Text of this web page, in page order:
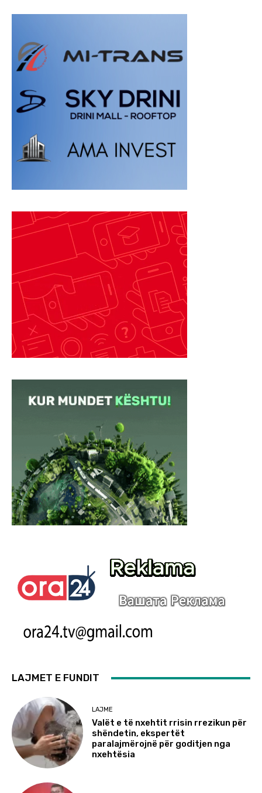
LAJMET E FUNDIT
LAJME
Valët e të nxehtit rrisin rrezikun për
shëndetin, ekspertët
paralajmërojnë për goditjen nga
nxehtësia